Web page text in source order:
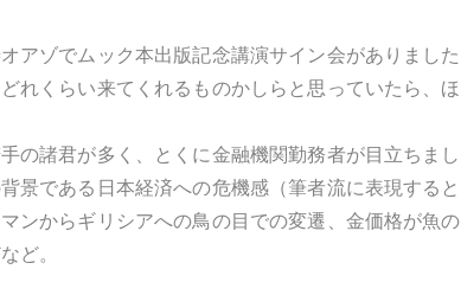
アゾでムック本出版記念講演サイン会がありまし
れくらい来てくれるものかしらと思っていたら、
の諸君が多く、とくに金融機関勤務者が目立ちま
景である日本経済への危機感（筆者流に表現する
ンからギリシアへの鳥の目での変遷、金価格が魚
ど。